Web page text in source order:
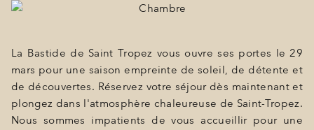
La Bastide de Saint Tropez vous ouvre ses portes le 29
mars pour une saison empreinte de soleil, de détente et
de découvertes. Réservez votre séjour dès maintenant et
plongez dans l'atmosphère chaleureuse de Saint-Tropez.
Nous sommes impatients de vous accueillir pour une